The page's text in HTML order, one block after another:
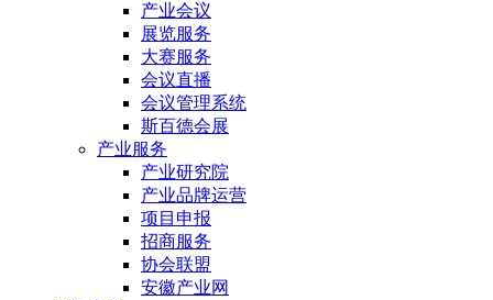
产业会议
展览服务
大赛服务
会议直播
会议管理系统
斯百德会展
产业服务
产业研究院
产业品牌运营
项目申报
招商服务
协会联盟
安徽产业网